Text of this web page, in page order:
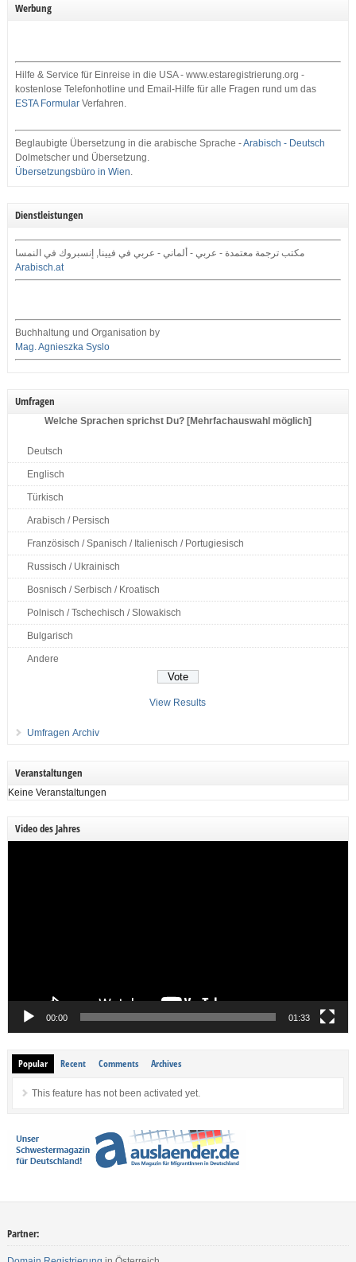
Werbung
Hilfe & Service für Einreise in die USA - www.estaregistrierung.org -
kostenlose Telefonhotline und Email-Hilfe für alle Fragen rund um das
ESTA FormularVerfahren.
Beglaubigte Übersetzung in die arabische Sprache -Arabisch - Deutsch
Dolmetscher und Übersetzung.
Übersetzungsbüro in Wien.
Dienstleistungen
مكتب ترجمة معتمدة - عربي - ألماني - عربي في فيينا, إنسبروك في النمسا
Arabisch.at
Buchhaltung und Organisation by
Mag. Agnieszka Syslo
Umfragen
Welche Sprachen sprichst Du? [Mehrfachauswahl möglich]
Deutsch
Englisch
Türkisch
Arabisch / Persisch
Französisch / Spanisch / Italienisch / Portugiesisch
Russisch / Ukrainisch
Bosnisch / Serbisch / Kroatisch
Polnisch / Tschechisch / Slowakisch
Bulgarisch
Andere
View Results
Umfragen Archiv
Veranstaltungen
Keine Veranstaltungen
Video des Jahres
00:00 01:33
Popular Recent Comments Archives
This feature has not been activated yet.
Partner: